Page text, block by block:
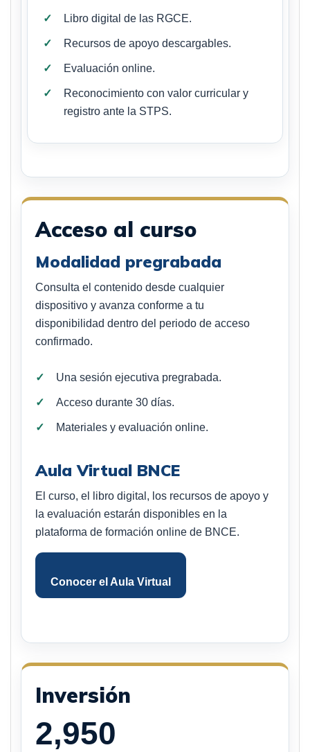
Libro digital de las RGCE.
Recursos de apoyo descargables.
Evaluación online.
Reconocimiento con valor curricular y
registro ante la STPS.
Acceso al curso
Modalidad pregrabada
Consulta el contenido desde cualquier
dispositivo y avanza conforme a tu
disponibilidad dentro del periodo de acceso
confirmado.
Una sesión ejecutiva pregrabada.
Acceso durante 30 días.
Materiales y evaluación online.
Aula Virtual BNCE
El curso, el libro digital, los recursos de apoyo y
la evaluación estarán disponibles en la
plataforma de formación online de BNCE.
Conocer el Aula Virtual
Inversión
2,950